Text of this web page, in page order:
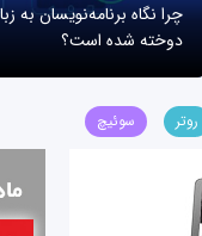
چرا نگاه برنامه‌نویسان به
دوخته شده است؟
روتر سوئیچ